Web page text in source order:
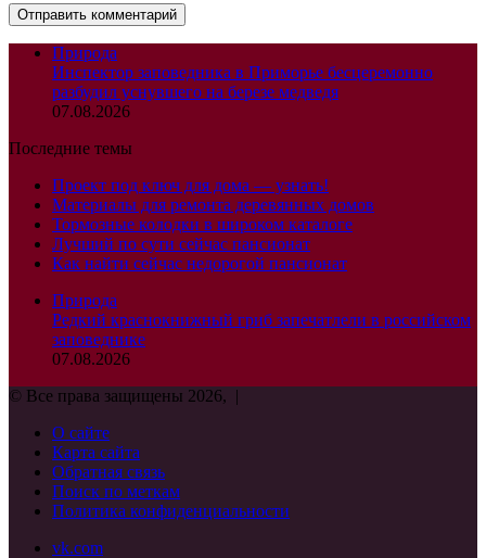
Природа
Инспектор заповедника в Приморье бесцеремонно
разбудил уснувшего на березе медведя
07.08.2026
Последние темы
Проект под ключ для дома — узнать!
Материалы для ремонта деревянных домов
Тормозные колодки в широком каталоге
Лучший по сути сейчас пансионат
Как найти сейчас недорогой пансионат
Природа
Редкий краснокнижный гриб запечатлели в российском
заповеднике
07.08.2026
© Все права защищены 2026, |
О сайте
Карта сайта
Обратная связь
Поиск по меткам
Политика конфиденциальности
vk.com